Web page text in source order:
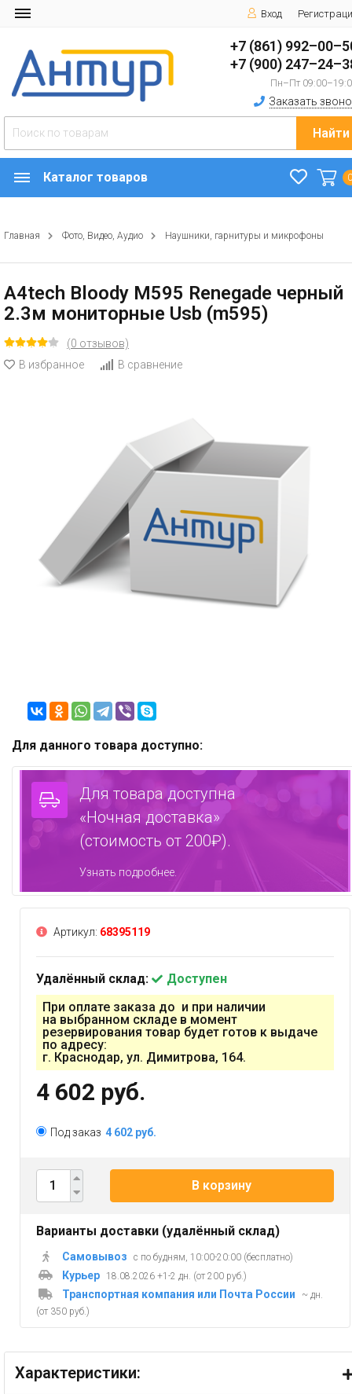
Вход
+7 (861)
+7 (900)
Пн–Пт
Заказать
Найти
Каталог товаров
Главная Фото, Видео, Аудио Наушники, гарнитуры и микрофоны
A4tech Bloody M595 Renegade черный
2.3м мониторные Usb (m595)
(0 отзывов)
В избранное
В сравнение
Для данного товара доступно:
Для товара доступна
«Ночная доставка»
(стоимость от 200₽).
Узнать подробнее.
Артикул: 68395119
Удалённый склад:
Доступен
При оплате заказа до и при наличии
на выбранном складе в момент
резервирования товар будет готов к выдаче
по адресу:
г. Краснодар, ул. Димитрова, 164.
4 602 руб.
Под заказ 4 602 руб.
В корзину
Варианты доставки (удалённый склад)
Самовывоз с по будням, 10:00-20:00 (бесплатно)
Курьер 18.08.2026 +1-2 дн. (от 200 руб.)
Транспортная компания или Почта России
~ дн.
(от 350 руб.)
Характеристики: